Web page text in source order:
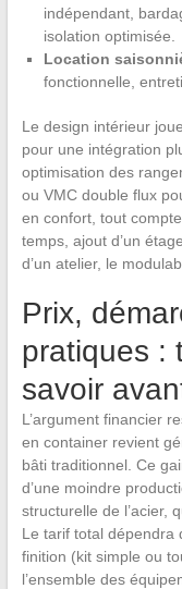
indépendant,
isolation optimisée.
Location
fonctionnelle,
Le design intérieur
pour une intégration
optimisation des
ou VMC double flux
en confort, tout
temps, ajout d’un
d’un atelier, le
Prix,
pratiques :
savoir
L’argument financier
en container revient
bâti traditionnel. Ce
d’une moindre
structurelle de l’acier,
Le tarif total dépendra
finition (kit simple ou
l’ensemble des